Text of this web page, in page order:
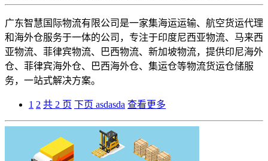
广东智慧国际物流有限公司是一家集海运运输、航空货运代理
和海外仓服务于一体的公司，专注于印度尼西亚物流、马来西
亚物流、菲律宾物流、巴西物流、新加坡物流，提供印尼海外
仓、菲律宾海外仓、巴西海外仓、集运仓等物流货运仓储服
务，一站式解决方案。
1 2 共 2 页 下页 asdasda 查看更多